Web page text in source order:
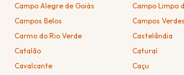
Campo Alegre de Goiás
Campo Limpo
Campos Belos
Campos Verdes
Carmo do Rio Verde
Castelândia
Catalão
Caturaí
Cavalcante
Caçu